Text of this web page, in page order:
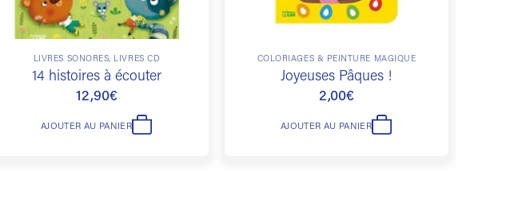
LIVRES SONORES, LIVRES CD
14 histoires à écouter
12,90€
AJOUTER AU PANIER
COLORIAGES & PEINTURE MAGIQUE
Joyeuses Pâques !
2,00€
AJOUTER AU PANIER